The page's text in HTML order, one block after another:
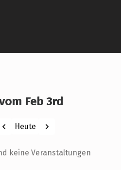
Feb 3rd
Zurück
Heute Weiter
keine Veranstaltungen